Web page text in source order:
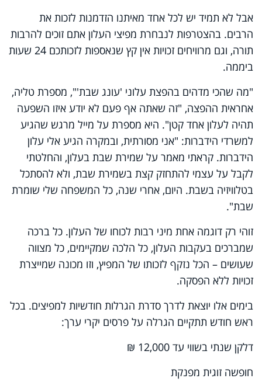
אבל לא תמיד יש לכל אחד מאיתנו הזדמנות לזכות את
הרבים. בהצטרפות לנבחרת מפיצי העלון אתם זוכים להרבות
תורה, וגם מרוויחים זכויות אין קץ שנאספות לזכותכם 24 שעות
ביממה.
"מה שהכי מדהים בהפצת עלוני 'עונג שבת'", מספרת טליה,
אחראית ההפצה, "זה שאתה אף פעם לא יודע איזו השפעה
תהיה לעלון אחד קטן". היא מספרת על מייל מרגש שהגיע
למשרדי הידברות: "אני מסורתית, ובמקרה הגיע אלי עלון
הידברות. קראתי מאמר על שמירת שבת בעלון, והחלטתי
לקבל על עצמי להתחזק קצת בשמירת שבת, ולא להסתכל
בטלוויזיה בשבת. היום, אחרי שנה, כל המשפחה שלי שומרת
שבת".
זוהי רק דוגמה אחת מיני רבות לכוחו של העלון. כל ברכה
שמברכים בעקבות העלון, כל הלכה שמקיימים, כל מצווה
שעושים – הכל נזקף לזכותו של המפיץ, וזו מכונה שמייצרת
זכויות ללא הפסקה.
בימים אלו יוצאת לדרך סדרת הגרלות חודשיות למפיצים. בכל
ראש חודש תתקיים הגרלה על פרסים יקרי ערך:
דלקן שנתי בשווי עד 12,000 ₪
חופשה זוגית מפנקת